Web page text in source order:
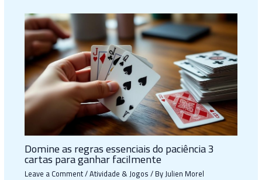
Domine as regras essenciais do paciência 3
cartas para ganhar facilmente
Leave a Comment/Atividade & Jogos/ ByJulien Morel